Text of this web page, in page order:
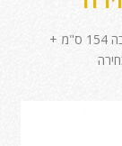
/ מנורת חכה מתכוננת גובה 154 ס"מ +